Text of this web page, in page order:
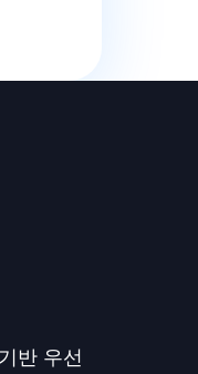
반 우선